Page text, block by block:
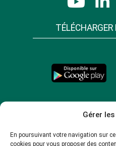
Gérer
En poursuivant votre navigation sur
cookies pour vous proposer des